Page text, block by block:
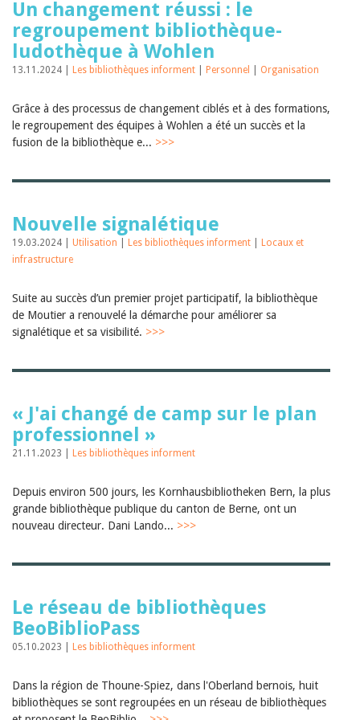
Un changement réussi : le
regroupement bibliothèque-
ludothèque à Wohlen
13.11.2024 | Les bibliothèques informent Personnel Organisation
Grâce à des processus de changement ciblés et à des formations,
le regroupement des équipes à Wohlen a été un succès et la
fusion de la bibliothèque e... >>>
Nouvelle signalétique
19.03.2024 | Utilisation Les bibliothèques informent
Locaux et
infrastructure
Suite au succès d’un premier projet participatif, la bibliothèque
de Moutier a renouvelé la démarche pour améliorer sa
signalétique et sa visibilité. >>>
« J'ai changé de camp sur le plan
professionnel »
21.11.2023 | Les bibliothèques informent
Depuis environ 500 jours, les Kornhausbibliotheken Bern, la plus
grande bibliothèque publique du canton de Berne, ont un
nouveau directeur. Dani Lando... >>>
Le réseau de bibliothèques
BeoBiblioPass
05.10.2023 | Les bibliothèques informent
Dans la région de Thoune-Spiez, dans l'Oberland bernois, huit
bibliothèques se sont regroupées en un réseau de bibliothèques